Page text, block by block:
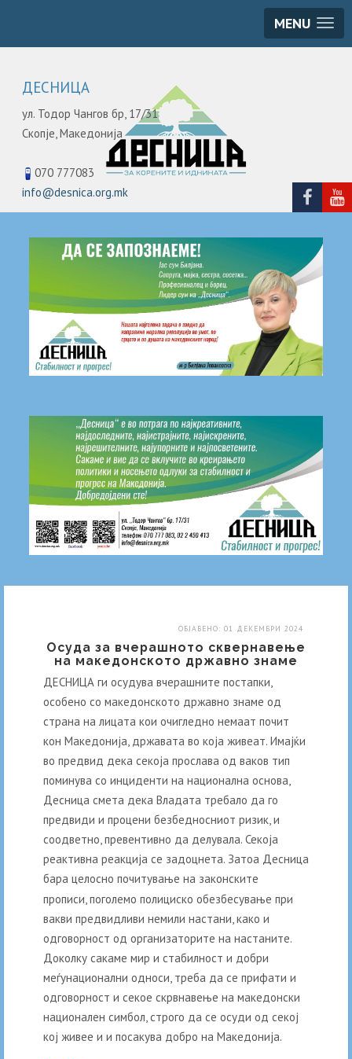
MENU
ДЕСНИЦА
ул. Тодор Чангов бр, 17/31
Скопје,Македонија
070 777083
info@desnica.org.mk
ОБЈАВЕНО: 01 ДЕКЕМВРИ 2024
Осуда за вчерашното сквернавење
на македонското државно знаме
ДЕСНИЦА ги осудува вчерашните постапки,
особено со македонското државно знаме од
страна на лицата кои очигледно немаат почит
кон Македонија, државата во која живеат. Имајќи
во предвид дека секоја прослава од ваков тип
поминува со инциденти на национална основа,
Десница смета дека Владата требало да го
предвиди и процени безбедносниот ризик, и
соодветно, превентивно да делувала. Секоја
реактивна реакција се задоцнета. Затоа Десница
бара целосно почитување на законските
прописи, поголемо полициско обезбесување при
вакви предвидливи немили настани, како и
одговорност од организаторите на настаните.
Доколку сакаме мир и стабилност и добри
меѓунационални односи, треба да се прифати и
одговорност и секое скрвнавење на македонски
национален симбол, строго да се осуди од секој
кој живее и и посакува добро на Македонија.